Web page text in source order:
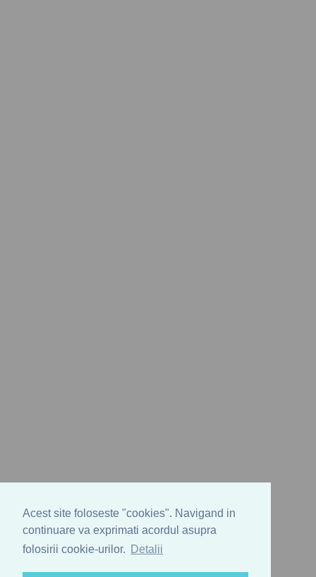
Acest site foloseste "cookies". Navigand in
continuare va exprimati acordul asupra
folosirii cookie-urilor.
Detalii